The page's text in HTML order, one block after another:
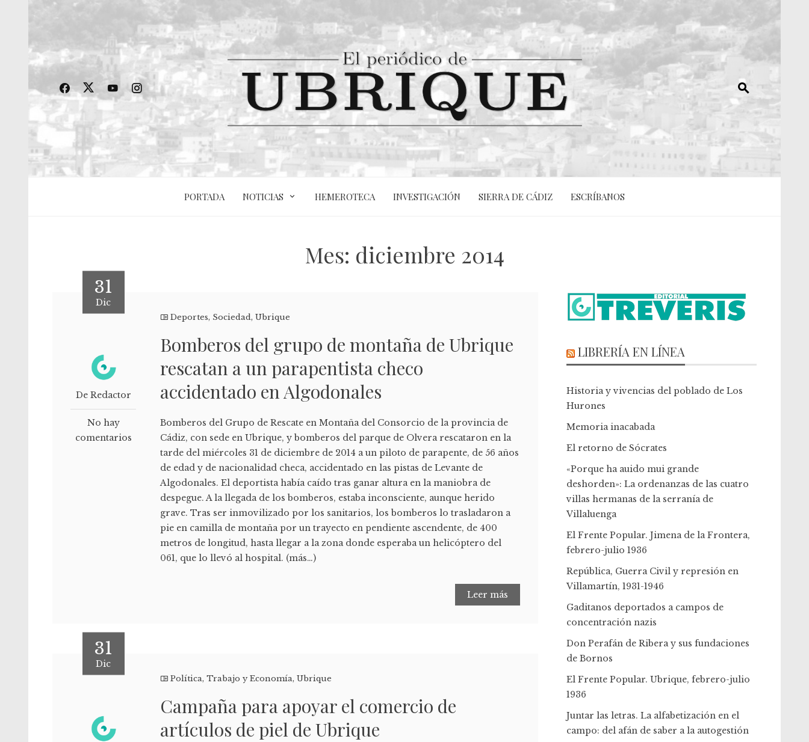
PORTADA NOTICIAS HEMEROTECA INVESTIGACIÓN SIERRA DE CÁDIZ ESCRÍBANOS
Mes: diciembre 2014
31
Dic
De Redactor
No hay
comentarios
Deportes, Sociedad,Ubrique
Bomberos del grupo de montaña de Ubrique
rescatan a un parapentista checo
accidentado en Algodonales
Bomberos del Grupo de Rescate en Montaña del Consorcio de la provincia de
Cádiz, con sede en Ubrique, y bomberos del parque de Olvera rescataron en la
tarde del miércoles 31 de diciembre de 2014 a un piloto de parapente, de 56 años
de edad y de nacionalidad checa, accidentado en las pistas de Levante de
Algodonales. El deportista había caído tras ganar altura en la maniobra de
despegue. A la llegada de los bomberos, estaba inconsciente, aunque herido
grave. Tras ser inmovilizado por los sanitarios, los bomberos lo trasladaron a
pie en camilla de montaña por un trayecto en pendiente ascendente, de 400
metros de longitud, hasta llegar a la zona donde esperaba un helicóptero del
061, que lo llevó al hospital. (más…)
Leer más
31
Dic
Política,Trabajo y Economía,Ubrique
Campaña para apoyar el comercio de
artículos de piel de Ubrique
LIBRERÍA EN LÍNEA
Historia y vivencias del poblado de Los
Hurones
Memoria inacabada
El retorno de Sócrates
«Porque ha auido mui grande
deshorden»: La ordenanzas de las cuatro
villas hermanas de la serranía de
Villaluenga
El Frente Popular. Jimena de la Frontera,
febrero-julio 1936
República, Guerra Civil y represión en
Villamartín, 1931-1946
Gaditanos deportados a campos de
concentración nazis
Don Perafán de Ribera y sus fundaciones
de Bornos
El Frente Popular. Ubrique, febrero-julio
1936
Juntar las letras. La alfabetización en el
campo: del afán de saber a la autogestión